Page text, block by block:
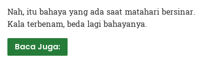
Nah, itu bahaya yang ada saat matahari bersinar.
Kala terbenam, beda lagi bahayanya.
Baca Juga: